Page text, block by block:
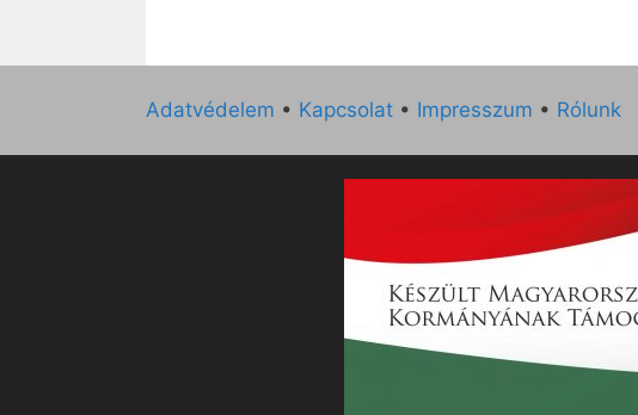
Adatvédelem • Kapcsolat • Impresszum • Rólunk